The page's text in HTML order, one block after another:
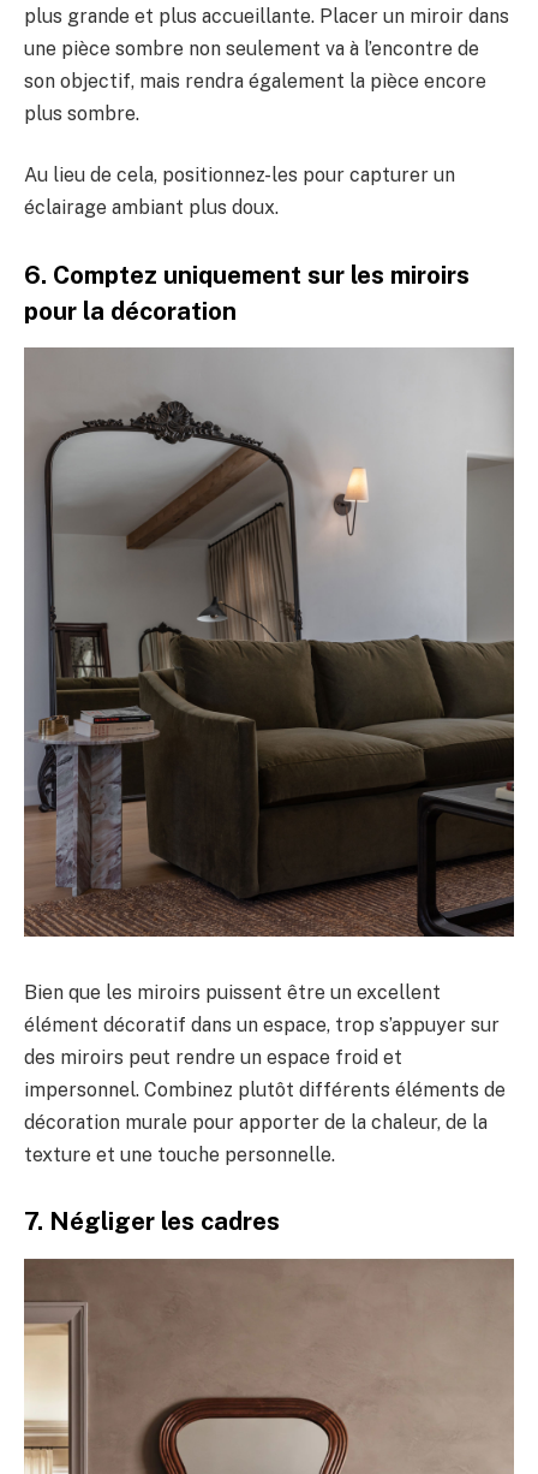
plus grande et plus accueillante. Placer un miroir dans
une pièce sombre non seulement va à l’encontre de
son objectif, mais rendra également la pièce encore
plus sombre.
Au lieu de cela, positionnez-les pour capturer un
éclairage ambiant plus doux.
6. Comptez uniquement sur les miroirs
pour la décoration
Bien que les miroirs puissent être un excellent
élément décoratif dans un espace, trop s’appuyer sur
des miroirs peut rendre un espace froid et
impersonnel. Combinez plutôt différents éléments de
décoration murale pour apporter de la chaleur, de la
texture et une touche personnelle.
7. Négliger les cadres